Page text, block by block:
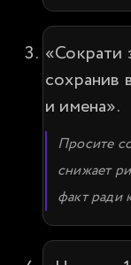
«Сократи
сохранив
и имена».
Просите
снижает
факт ради